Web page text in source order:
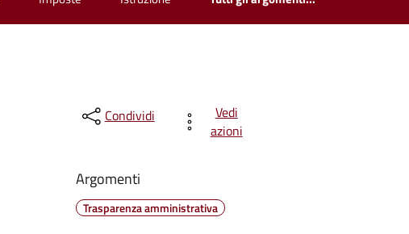
Condividi
Vedi
azioni
Argomenti
Trasparenza amministrativa